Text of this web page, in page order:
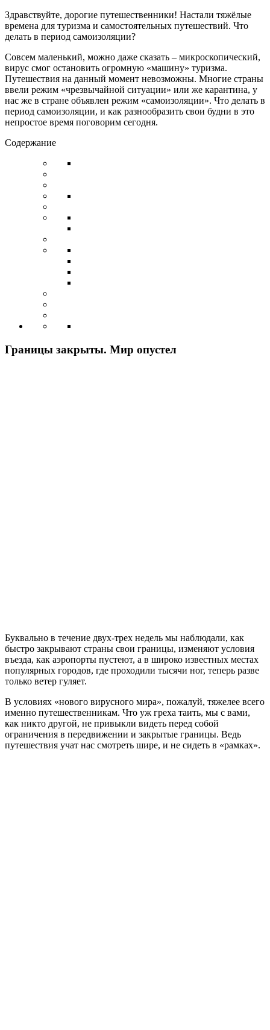
Здравствуйте, дорогие путешественники! Настали тяжёлые
времена для туризма и самостоятельных путешествий. Что
делать в период самоизоляции?
Совсем маленький, можно даже сказать – микроскопический,
вирус смог остановить огромную «машину» туризма.
Путешествия на данный момент невозможны. Многие страны
ввели режим «чрезвычайной ситуации» или же карантина, у
нас же в стране объявлен режим «самоизоляции». Что делать в
период самоизоляции, и как разнообразить свои будни в это
непростое время поговорим сегодня.
Содержание
Границы закрыты. Мир опустел
Буквально в течение двух-трех недель мы наблюдали, как
быстро закрывают страны свои границы, изменяют условия
въезда, как аэропорты пустеют, а в широко известных местах
популярных городов, где проходили тысячи ног, теперь разве
только ветер гуляет.
В условиях «нового вирусного мира», пожалуй, тяжелее всего
именно путешественникам. Что уж греха таить, мы с вами,
как никто другой, не привыкли видеть перед собой
ограничения в передвижении и закрытые границы. Ведь
путешествия учат нас смотреть шире, и не сидеть в «рамках».